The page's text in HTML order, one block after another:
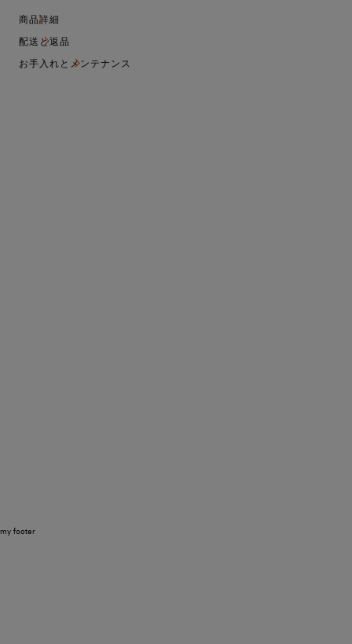
い、洗練されたクラシックなシルエットに仕上げています。
実用性抜群の特殊なグッドイヤーウェルト製法を採用。この
るとともに、通気性と耐水性において最高の性能を発揮しま
商品詳細
配送と返品
お手入れとメンテナンス
my footer